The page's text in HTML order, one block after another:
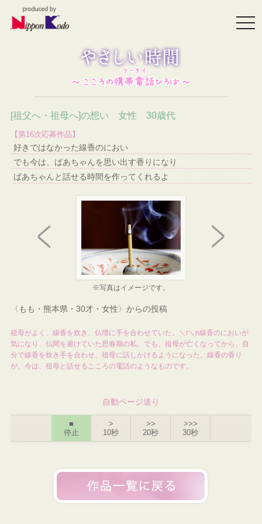
[祖父へ・祖母へ]の想い 女性 30歳代
【第16次応募作品】
好きではなかった線香のにおい
でも今は、ばあちゃんを思い出す香りになり
ばあちゃんと話せる時間を作ってくれるよ
※写真はイメージです。
〈もも・熊本県・30才・女性〉からの投稿
祖母がよく、線香を炊き、仏壇に手を合わせていた。＼r＼n線香のにおいが
気になり、仏間を避けていた思春期の私。でも、祖母が亡くなってから、自
分で線香を炊き手を合わせ、祖母に話しかけるようになった。線香の香り
が、今は、祖母と話せるこころの電話のようなものです。
自動ページ送り
■
停止
>
10秒
>>
20秒
>>>
30秒